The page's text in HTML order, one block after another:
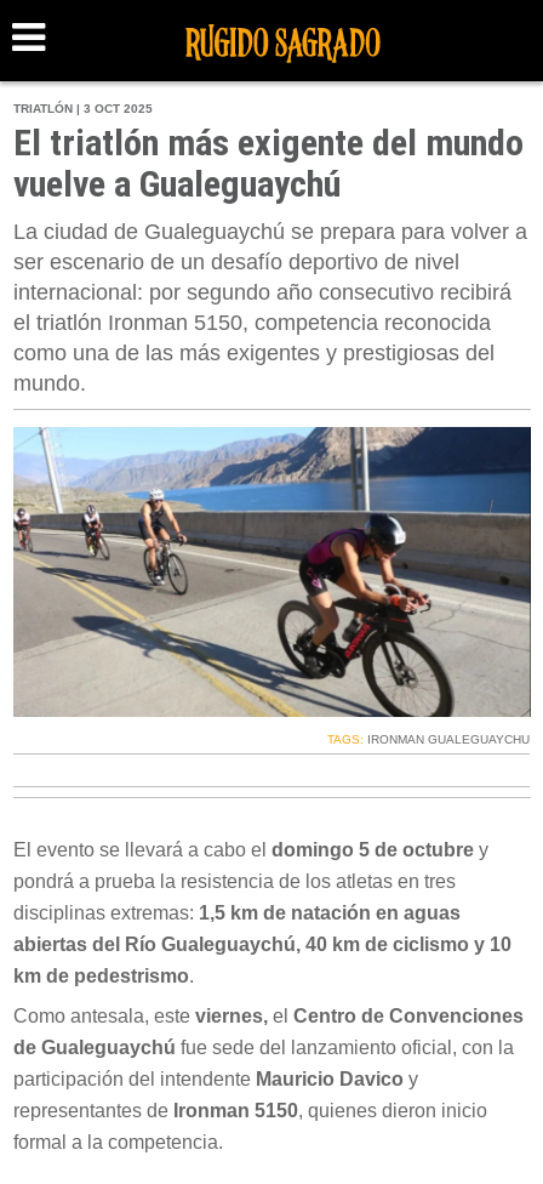
TRIATLÓN | 3 OCT 2025
El triatlón más exigente del mundo
vuelve a Gualeguaychú
La ciudad de Gualeguaychú se prepara para volver a
ser escenario de un desafío deportivo de nivel
internacional: por segundo año consecutivo recibirá
el triatlón Ironman 5150, competencia reconocida
como una de las más exigentes y prestigiosas del
mundo.
TAGS: IRONMAN GUALEGUAYCHU
El evento se llevará a cabo el domingo 5 de octubrey
pondrá a prueba la resistencia de los atletas en tres
disciplinas extremas: 1,5 km de natación en aguas
abiertas del Río Gualeguaychú, 40 km de ciclismo y 10
km de pedestrismo.
Como antesala, este viernes,el Centro de Convenciones
de Gualeguaychú fue sede del lanzamiento oficial, con la
participación del intendente Mauricio Davico y
representantes de Ironman 5150, quienes dieron inicio
formal a la competencia.